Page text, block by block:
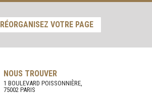
RÉORGANISEZ VOTRE PAGE
NOUS TROUVER
1 BOULEVARD POISSONNIÈRE,
75002 PARIS